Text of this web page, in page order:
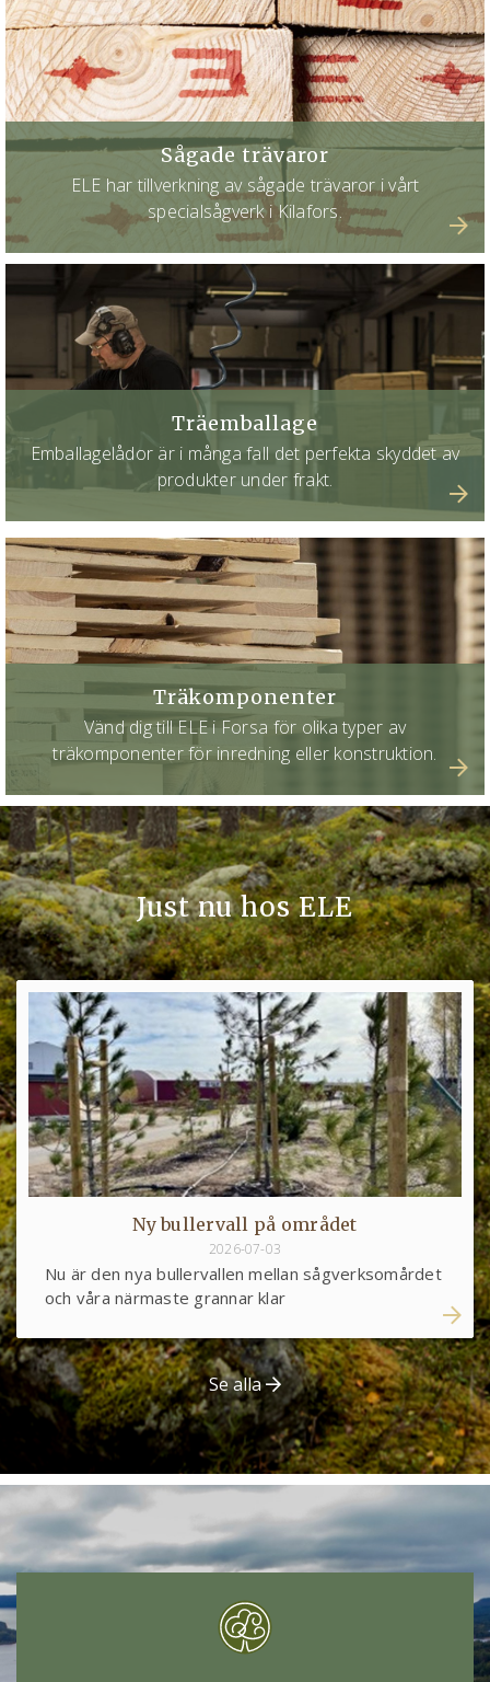
Sågade trävaror
ELE har tillverkning av sågade trävaror i vårt
specialsågverk i Kilafors.
Träemballage
Emballagelådor är i många fall det perfekta skyddet av
produkter under frakt.
Träkomponenter
Vänd dig till ELE i Forsa för olika typer av
träkomponenter för inredning eller konstruktion.
Just nu hos ELE
Ny bullervall på området
2026-07-03
Nu är den nya bullervallen mellan sågverksomårdet
och våra närmaste grannar klar
Se alla